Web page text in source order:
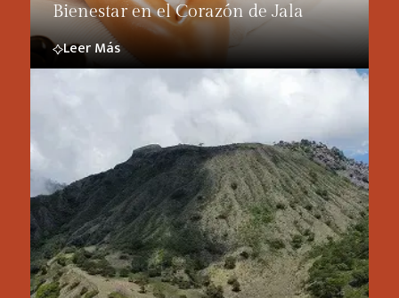
Bienestar en el Corazón de Jala
Leer Más